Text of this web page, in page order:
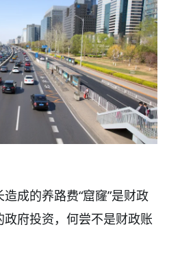
成的养路费“窟窿”是财政
府投资，何尝不是财政账